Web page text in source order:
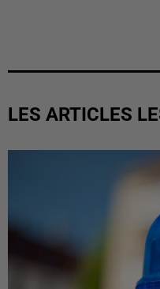
LES ARTICLES